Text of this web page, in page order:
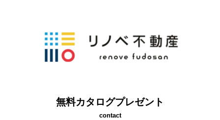
無料カタログプレゼント
contact